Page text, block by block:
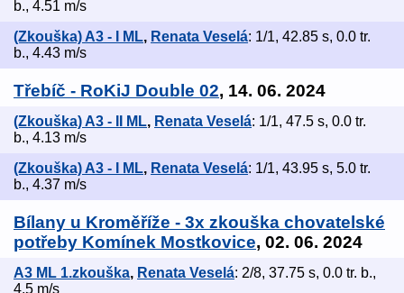
b., 4.51 m/s
(Zkouška) A3 - I ML, Renata Veselá: 1/1, 42.85 s, 0.0 tr.
b., 4.43 m/s
Třebíč - RoKiJ Double 02, 14. 06. 2024
(Zkouška) A3 - II ML, Renata Veselá: 1/1, 47.5 s, 0.0 tr.
b., 4.13 m/s
(Zkouška) A3 - I ML, Renata Veselá: 1/1, 43.95 s, 5.0 tr.
b., 4.37 m/s
Bílany u Kroměříže - 3x zkouška chovatelské
potřeby Komínek Mostkovice, 02. 06. 2024
A3 ML 1.zkouška, Renata Veselá: 2/8, 37.75 s, 0.0 tr. b.,
4.5 m/s